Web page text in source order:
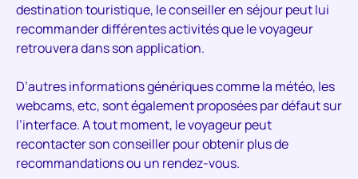
destination touristique, le conseiller en séjour peut lui
recommander différentes activités que le voyageur
retrouvera dans son application.
D’autres informations génériques comme la météo, les
webcams, etc, sont également proposées par défaut sur
l’interface. A tout moment, le voyageur peut
recontacter son conseiller pour obtenir plus de
recommandations ou un rendez-vous.